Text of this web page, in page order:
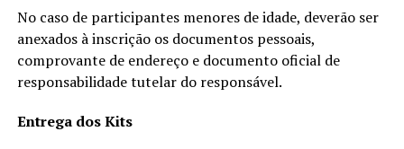
No caso de participantes menores de idade, deverão ser
anexados à inscrição os documentos pessoais,
comprovante de endereço e documento oficial de
responsabilidade tutelar do responsável.
Entrega dos Kits